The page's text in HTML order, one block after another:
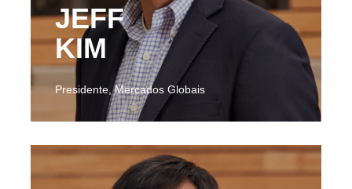
JEFF
KIM
Presidente, Mercados Globais